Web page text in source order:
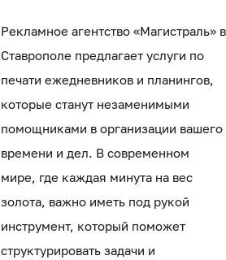
Рекламное агентство «Магистраль» в
Ставрополе предлагает услуги по
печати ежедневников и планингов,
которые станут незаменимыми
помощниками в организации вашего
времени и дел. В современном
мире, где каждая минута на вес
золота, важно иметь под рукой
инструмент, который поможет
структурировать задачи и